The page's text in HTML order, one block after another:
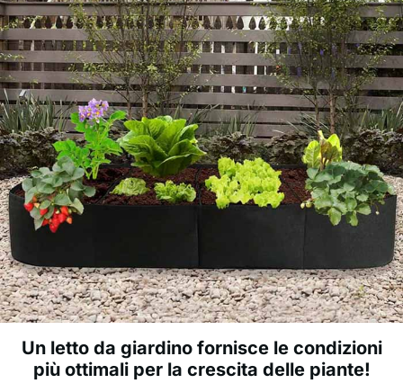
Un letto da giardino fornisce le condizioni
più ottimali per la crescita delle piante!